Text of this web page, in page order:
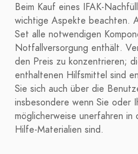
Beim Kauf eines IFAK-
wichtige Aspekte beachten.
Set alle notwendigen
Notfallversorgung enthält.
den Preis zu konzentrieren;
enthaltenen Hilfsmittel sind
Sie sich auch über die
insbesondere wenn Sie oder
möglicherweise unerfahren
Hilfe-Materialien sind.